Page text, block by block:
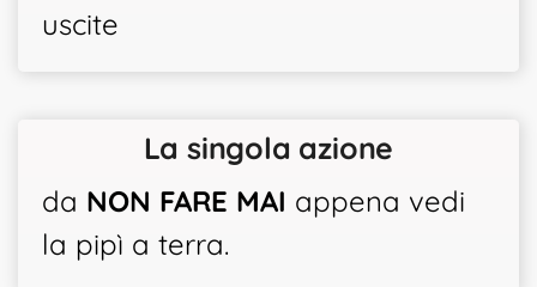
uscite
La singola azione
da NON FARE MAI appena vedi
la pipì a terra.